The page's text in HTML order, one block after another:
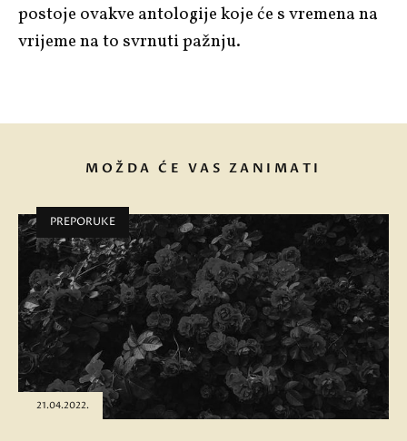
postoje ovakve antologije koje će s vremena na
vrijeme na to svrnuti pažnju.
MOŽDA ĆE VAS ZANIMATI
PREPORUKE
21.04.2022.